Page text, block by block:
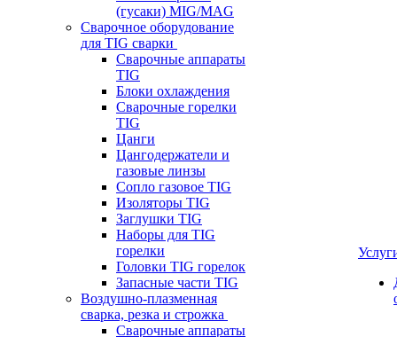
(гусаки) MIG/MAG
Сварочное оборудование
для TIG сварки
Сварочные аппараты
TIG
Блоки охлаждения
Сварочные горелки
TIG
Цанги
Цангодержатели и
газовые линзы
Сопло газовое TIG
Изоляторы TIG
Заглушки TIG
Наборы для TIG
горелки
Головки TIG горелок
Запасные части TIG
Воздушно-плазменная
сварка, резка и строжка
Сварочные аппараты